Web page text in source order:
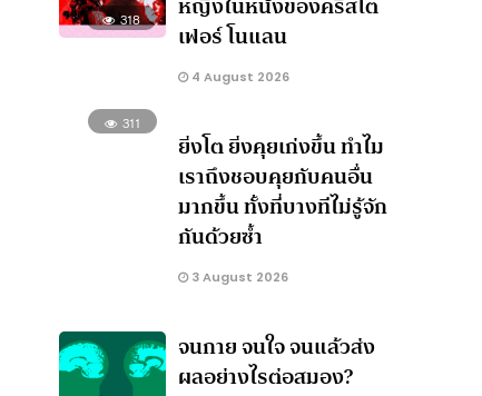
318
เฟอร์ โนแลน
4 August 2026
311
ยิ่งโต ยิ่งคุยเก่งขึ้น ทำไม
เราถึงชอบคุยกับคนอื่น
มากขึ้น ทั้งที่บางทีไม่รู้จัก
กันด้วยซ้ำ
3 August 2026
จนกาย จนใจ จนแล้วส่ง
ผลอย่างไรต่อสมอง?